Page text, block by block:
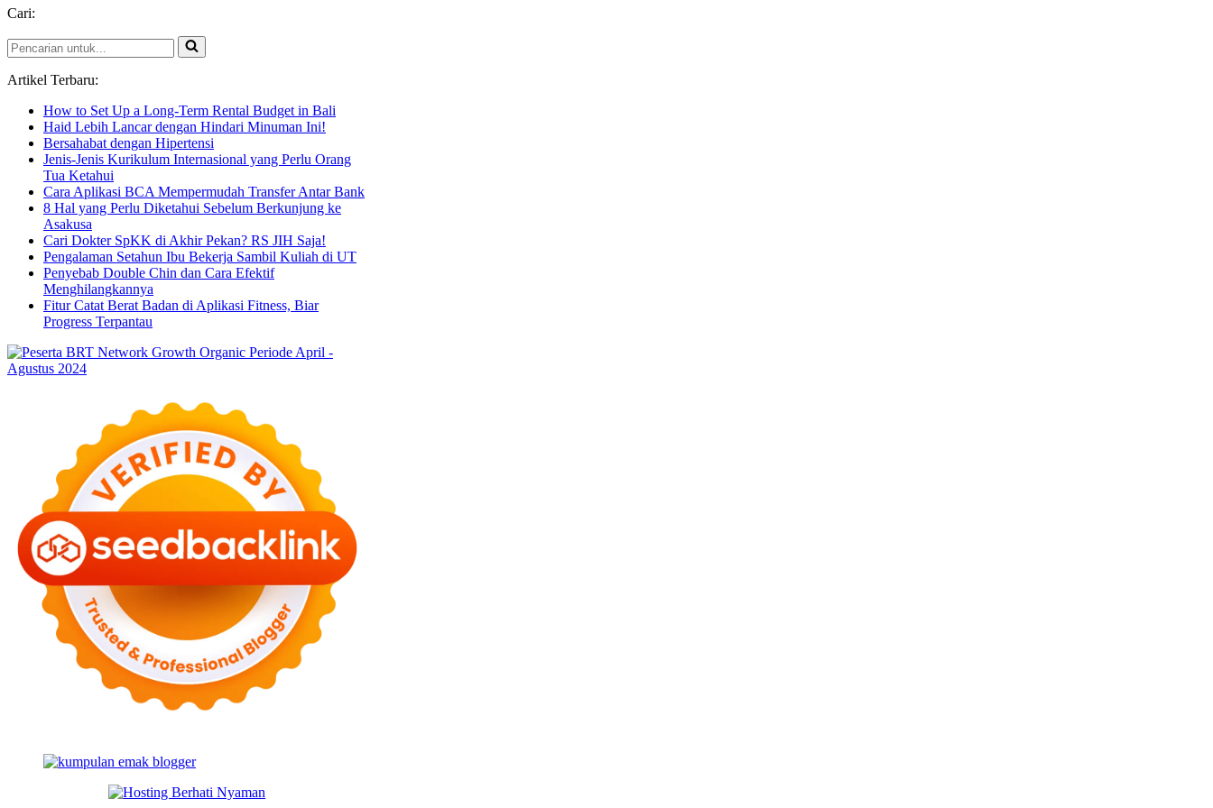
Cari:
Pencarian
untuk...
Artikel Terbaru:
How to Set Up a Long-Term Rental Budget in Bali
Haid Lebih Lancar dengan Hindari Minuman Ini!
Bersahabat dengan Hipertensi
Jenis-Jenis Kurikulum Internasional yang Perlu Orang
Tua Ketahui
Cara Aplikasi BCA Mempermudah Transfer Antar Bank
8 Hal yang Perlu Diketahui Sebelum Berkunjung ke
Asakusa
Cari Dokter SpKK di Akhir Pekan? RS JIH Saja!
Pengalaman Setahun Ibu Bekerja Sambil Kuliah di UT
Penyebab Double Chin dan Cara Efektif
Menghilangkannya
Fitur Catat Berat Badan di Aplikasi Fitness, Biar
Progress Terpantau